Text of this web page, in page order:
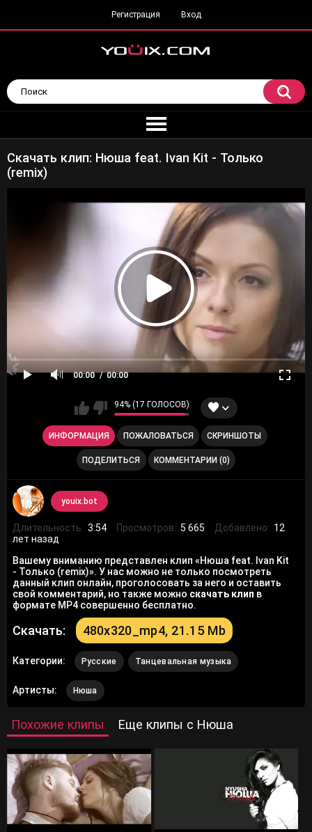
Регистрация Вход
Скачать клип: Нюша feat. Ivan Kit - Только
(remix)
00:00 00:00
94% (17 ГОЛОСОВ)
ИНФОРМАЦИЯ ПОЖАЛОВАТЬСЯ СКРИНШОТЫ
ПОДЕЛИТЬСЯ КОММЕНТАРИИ (0)
youix.bot
Длительность: 3:54 Просмотров: 5 665 Добавлено: 12
лет назад
Вашему вниманию представлен клип «Нюша feat. Ivan Kit
- Только (remix)». У нас можно не только посмотреть
данный клип онлайн, проголосовать за него и оставить
свой комментарий, но также можно скачать клип в
формате MP4 совершенно бесплатно.
Скачать: 480x320_mp4, 21.15 Mb
Категории: Русские Танцевальная музыка
Артисты: Нюша
Похожие клипы Еще клипы с Нюша